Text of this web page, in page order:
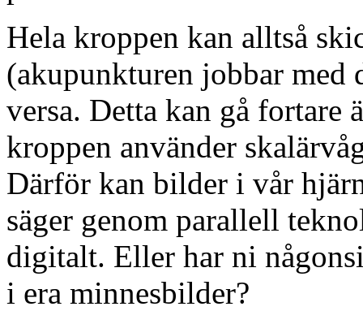
Hela kroppen kan alltså
(akupunkturen jobbar
versa. Detta kan gå fortare
kroppen använder
Därför kan bilder i vår
säger genom parallell
digitalt. Eller har ni
i era minnesbilder?